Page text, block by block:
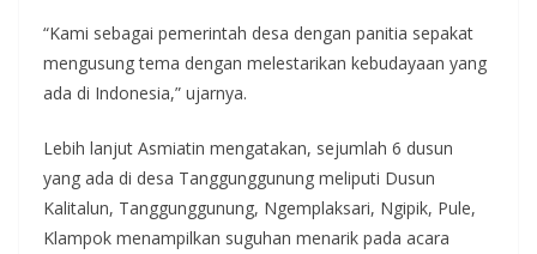
“Kami sebagai pemerintah desa dengan panitia sepakat
mengusung tema dengan melestarikan kebudayaan yang
ada di Indonesia,” ujarnya.
Lebih lanjut Asmiatin mengatakan, sejumlah 6 dusun
yang ada di desa Tanggunggunung meliputi Dusun
Kalitalun, Tanggunggunung, Ngemplaksari, Ngipik, Pule,
Klampok menampilkan suguhan menarik pada acara